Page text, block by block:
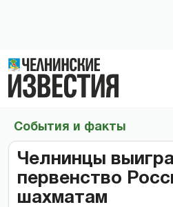
События и факты
Челнинцы
первенство
шахматам